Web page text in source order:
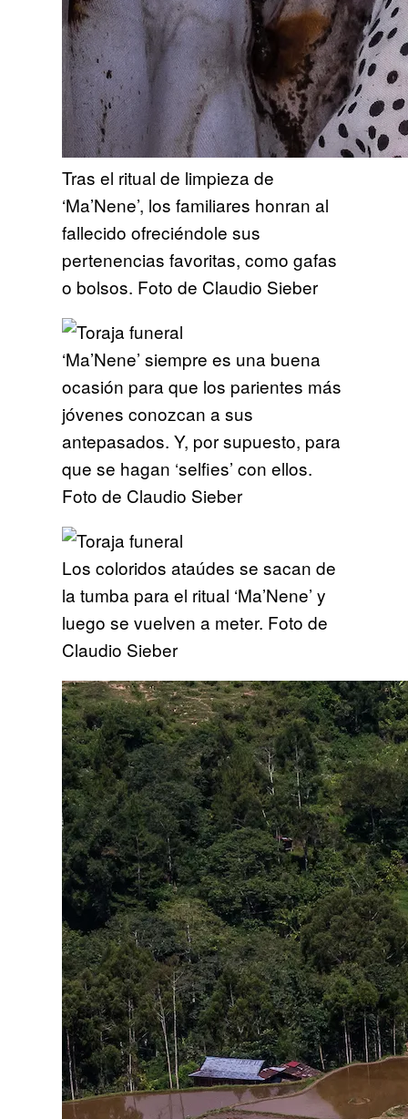
Tras el ritual de limpieza de
‘Ma’Nene’, los familiares honran al
fallecido ofreciéndole sus
pertenencias favoritas, como gafas
o bolsos. Foto de Claudio Sieber
‘Ma’Nene’ siempre es una buena
ocasión para que los parientes más
jóvenes conozcan a sus
antepasados. Y, por supuesto, para
que se hagan ‘selfies’ con ellos.
Foto de Claudio Sieber
Los coloridos ataúdes se sacan de
la tumba para el ritual ‘Ma’Nene’ y
luego se vuelven a meter. Foto de
Claudio Sieber